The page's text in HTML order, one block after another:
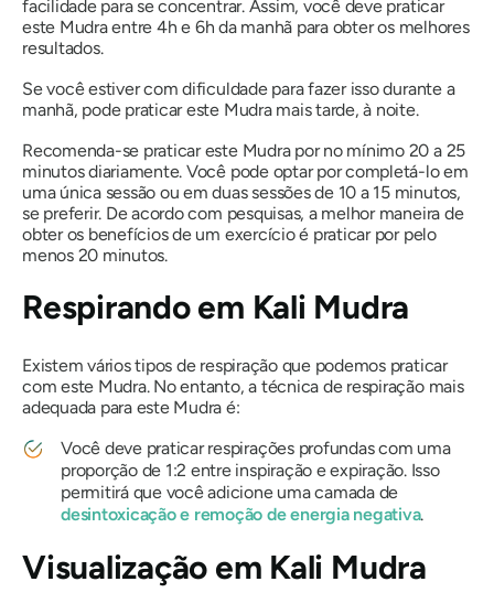
facilidade para se concentrar. Assim, você deve praticar
este Mudraentre 4h e 6h da manhã para obter os melhores
resultados.
Se você estiver com dificuldade para fazer isso durante a
manhã, pode praticar este Mudramais tarde, à noite.
Recomenda-se praticar este Mudra por no mínimo 20 a 25
minutos diariamente. Você pode optar por completá-lo em
uma única sessão ou em duas sessões de 10 a 15 minutos,
se preferir. De acordo com pesquisas, a melhor maneira de
obter os benefícios de um exercício é praticar por pelo
menos 20 minutos.
Respirando em Kali Mudra
Existem vários tipos de respiração que podemos praticar
com este Mudra. No entanto, a técnica de respiração mais
adequada para este Mudra é:
Você deve praticar respirações profundas com uma
proporção de 1:2 entre inspiração e expiração. Isso
permitirá que você adicione uma camada de
desintoxicação e remoção de energia negativa.
Visualização em Kali Mudra